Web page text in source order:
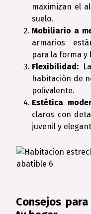
maximizan el
suelo.
Mobiliario a
armarios
para la forma y
Flexibilidad:
habitación de
polivalente.
Estética
claros con
juvenil y
Consejos